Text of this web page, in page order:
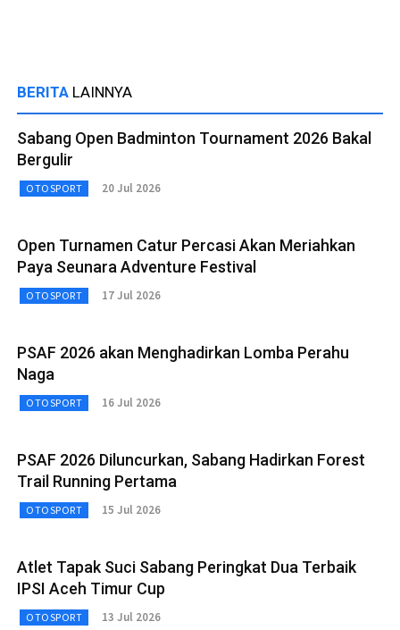
BERITA LAINNYA
Sabang Open Badminton Tournament 2026 Bakal
Bergulir
OTOSPORT 20 Jul 2026
Open Turnamen Catur Percasi Akan Meriahkan
Paya Seunara Adventure Festival
OTOSPORT 17 Jul 2026
PSAF 2026 akan Menghadirkan Lomba Perahu
Naga
OTOSPORT 16 Jul 2026
PSAF 2026 Diluncurkan, Sabang Hadirkan Forest
Trail Running Pertama
OTOSPORT 15 Jul 2026
Atlet Tapak Suci Sabang Peringkat Dua Terbaik
IPSI Aceh Timur Cup
OTOSPORT 13 Jul 2026